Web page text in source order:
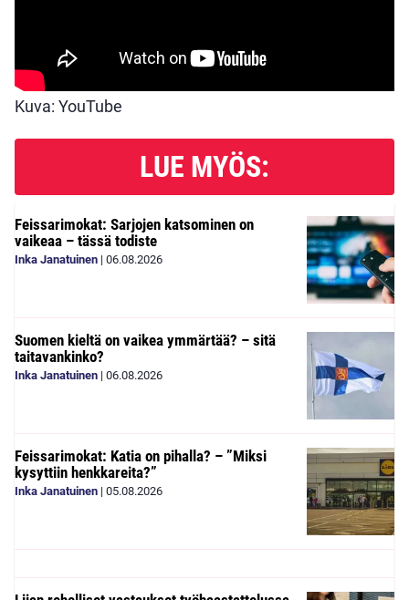
Kuva: YouTube
LUE MYÖS:
Feissarimokat: Sarjojen katsominen on
vaikeaa – tässä todiste
Inka Janatuinen | 06.08.2026
Suomen kieltä on vaikea ymmärtää? – sitä
taitavankinko?
Inka Janatuinen | 06.08.2026
Feissarimokat: Katia on pihalla? – ”Miksi
kysyttiin henkkareita?”
Inka Janatuinen | 05.08.2026